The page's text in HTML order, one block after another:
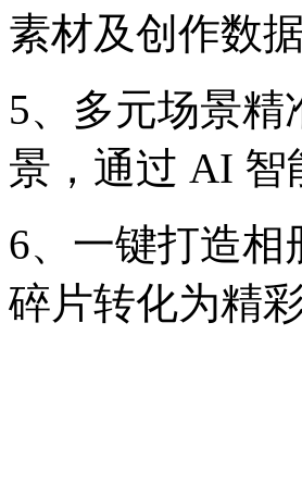
素材及创作数
5、多元场景
景，通过 AI 智
6、一键打造相
碎片转化为精彩